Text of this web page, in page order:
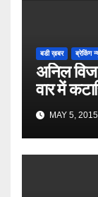
बडी ख़बर ब्रेकिंग
अनिल
वार में
MAY 5, 2015